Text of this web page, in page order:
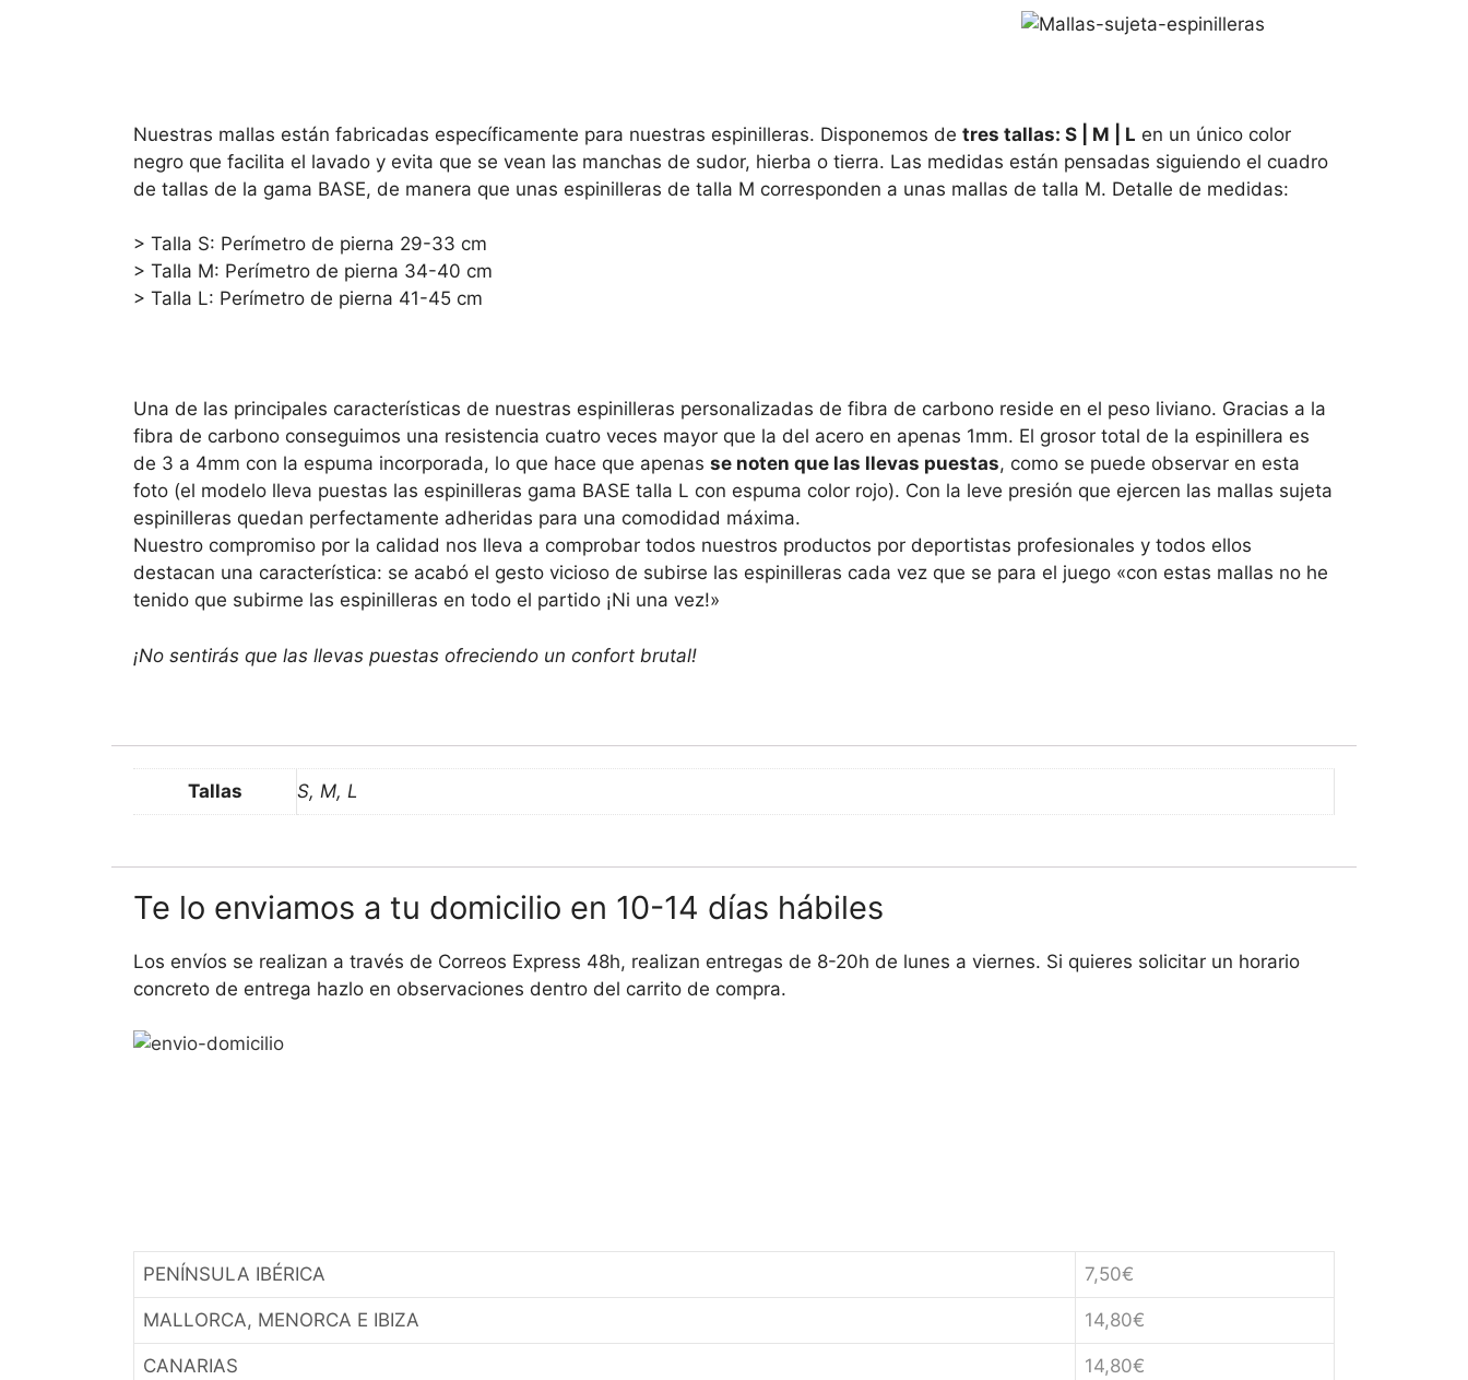
Nuestras mallas están fabricadas específicamente para nuestras espinilleras. Disponemos de tres tallas: S | M | L en un único color
negro que facilita el lavado y evita que se vean las manchas de sudor, hierba o tierra. Las medidas están pensadas siguiendo el cuadro
de tallas de la gama BASE, de manera que unas espinilleras de talla M corresponden a unas mallas de talla M. Detalle de medidas:
> Talla S: Perímetro de pierna 29-33 cm
> Talla M: Perímetro de pierna 34-40 cm
> Talla L: Perímetro de pierna 41-45 cm
Una de las principales características de nuestras espinilleras personalizadas de fibra de carbono reside en el peso liviano. Gracias a la
fibra de carbono conseguimos una resistencia cuatro veces mayor que la del acero en apenas 1mm. El grosor total de la espinillera es
de 3 a 4mm con la espuma incorporada, lo que hace que apenas se noten que las llevas puestas, como se puede observar en esta
foto (el modelo lleva puestas las espinilleras gama BASE talla L con espuma color rojo). Con la leve presión que ejercen las mallas sujeta
espinilleras quedan perfectamente adheridas para una comodidad máxima.
Nuestro compromiso por la calidad nos lleva a comprobar todos nuestros productos por deportistas profesionales y todos ellos
destacan una característica: se acabó el gesto vicioso de subirse las espinilleras cada vez que se para el juego «con estas mallas no he
tenido que subirme las espinilleras en todo el partido ¡Ni una vez!»
¡No sentirás que las llevas puestas ofreciendo un confort brutal!
Tallas S, M, L
Te lo enviamos a tu domicilio en 10-14 días hábiles
Los envíos se realizan a través de Correos Express 48h, realizan entregas de 8-20h de lunes a viernes. Si quieres solicitar un horario
concreto de entrega hazlo en observaciones dentro del carrito de compra.
PENÍNSULA IBÉRICA 7,50€
MALLORCA, MENORCA E IBIZA 14,80€
CANARIAS 14,80€